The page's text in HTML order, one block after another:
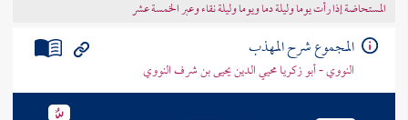
المستحاضة إذا رأت يوما وليلة دما ويوما وليلة نقاء وعبر الخمسة عشر
المجموع شرح المهذب
النووي - أبو زكريا محيي الدين يحيى بن شرف النووي